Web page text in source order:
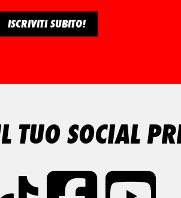
ISCRIVITI SUBITO!
TUO SOCIAL